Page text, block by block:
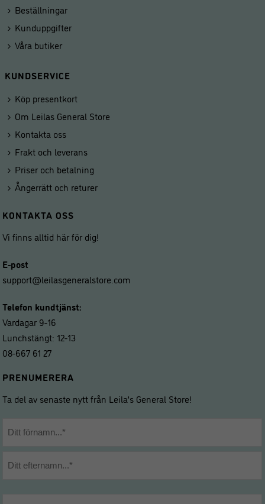
Beställningar
Kunduppgifter
Våra butiker
KUNDSERVICE
Köp presentkort
Om Leilas General Store
Kontakta oss
Frakt och leverans
Priser och betalning
Ångerrätt och returer
KONTAKTA OSS
Vi finns alltid här för dig!
E-post
support@leilasgeneralstore.com
Telefon kundtjänst:
Vardagar 9-16
Lunchstängt: 12-13
08-667 61 27
PRENUMERERA
Ta del av senaste nytt från Leila’s General Store!